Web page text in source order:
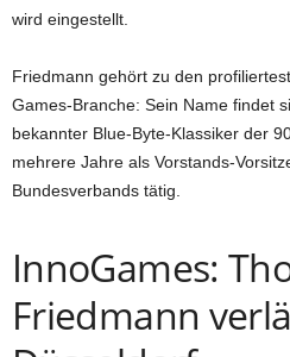
wird eingestellt.
Friedmann gehört zu den
Games-Branche: Sein Name findet
bekannter Blue-Byte-Klassiker der
mehrere Jahre als Vorstands-
Bundesverbands tätig.
InnoGames:
Friedmann